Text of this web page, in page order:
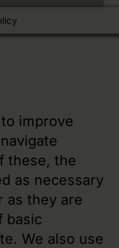
improve
these, the
as necessary
as they are
basic
We also use